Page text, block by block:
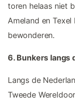
toren helaas niet
Ameland en
bewonderen.
6. Bunkers langs
Langs de
Tweede